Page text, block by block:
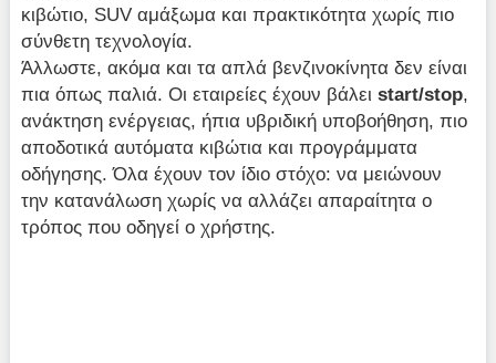
κιβώτιο, SUV αμάξωμα και πρακτικότητα χωρίς πιο
σύνθετη τεχνολογία.
Άλλωστε, ακόμα και τα απλά βενζινοκίνητα δεν είναι
πια όπως παλιά. Οι εταιρείες έχουν βάλειstart/stop,
ανάκτηση ενέργειας, ήπια υβριδική υποβοήθηση, πιο
αποδοτικά αυτόματα κιβώτια και προγράμματα
οδήγησης. Όλα έχουν τον ίδιο στόχο: να μειώνουν
την κατανάλωση χωρίς να αλλάζει απαραίτητα ο
τρόπος που οδηγεί ο χρήστης.